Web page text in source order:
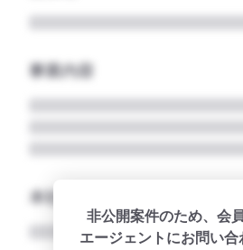
事業内容
本社所在地名
非公開案件のため、会
エージェントにお問い